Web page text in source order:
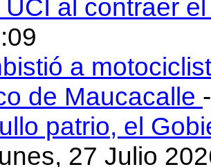
al contraer
a
de Maucacalle
patrio, el
27 Julio